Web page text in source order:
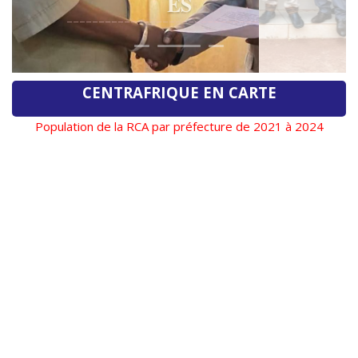
CENTRAFRIQUE EN CARTE
Population de la RCA par préfecture de 2021 à 2024